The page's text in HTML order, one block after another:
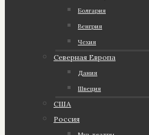
Болгария
Венгрия
Чехия
Северная Европа
Дания
Швеция
США
Россия